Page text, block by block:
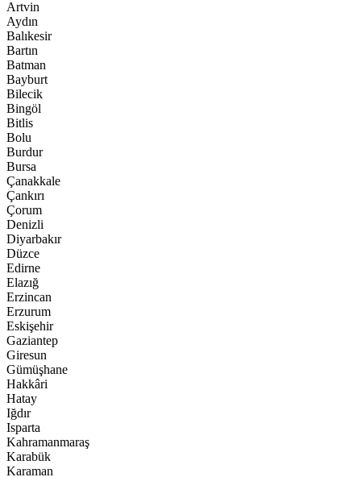
Artvin
Aydın
Balıkesir
Bartın
Batman
Bayburt
Bilecik
Bingöl
Bitlis
Bolu
Burdur
Bursa
Çanakkale
Çankırı
Çorum
Denizli
Diyarbakır
Düzce
Edirne
Elazığ
Erzincan
Erzurum
Eskişehir
Gaziantep
Giresun
Gümüşhane
Hakkâri
Hatay
Iğdır
Isparta
Kahramanmaraş
Karabük
Karaman